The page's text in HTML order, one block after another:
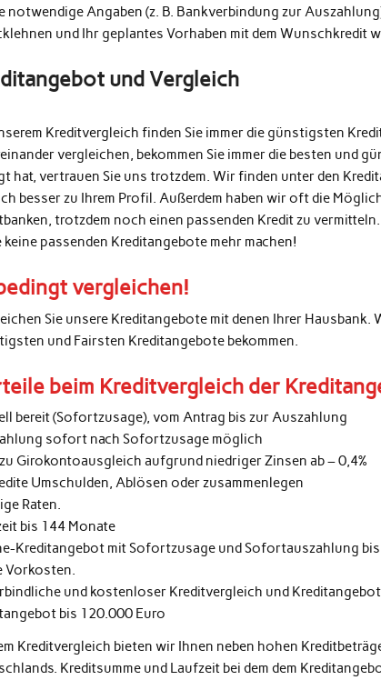
notwendige Angaben (z. B. Bankverbindung zur
und Ihr geplantes Vorhaben mit dem Wunschkredit
und Vergleich
Kreditvergleich finden Sie immer die günstigsten
vergleichen, bekommen Sie immer die besten und
hat, vertrauen Sie uns trotzdem. Wir finden unter den
besser zu Ihrem Profil. Außerdem haben wir oft die
trotzdem noch einen passenden Kredit zu
keine passenden Kreditangebote mehr machen!
vergleichen!
Sie unsere Kreditangebote mit denen Ihrer
und Fairsten Kreditangebote bekommen.
beim Kreditvergleich der
bereit (Sofortzusage), vom Antrag bis zur Auszahlung
sofort nach Sofortzusage möglich
zu Girokontoausgleich aufgrund niedriger Zinsen ab – 0,4%
Umschulden, Ablösen oder zusammenlegen
Raten.
bis 144 Monate
Kreditangebot mit Sofortzusage und Sofortauszahlung
Vorkosten.
und kostenloser Kreditvergleich und
bis 120.000 Euro
Kreditvergleich bieten wir Ihnen neben hohen
Kreditsumme und Laufzeit bei dem dem